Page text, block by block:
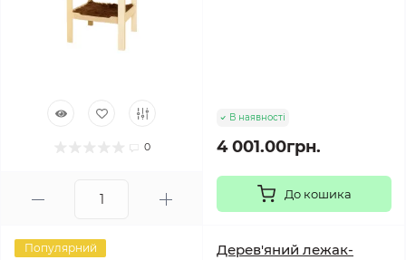
0
В наявності
4 001.00грн.
До кошика
Популярний
Дерев'яний лежак-